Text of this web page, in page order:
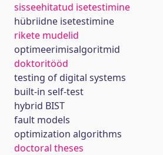
sisseehitatud isetestimine
hübriidne isetestimine
rikete mudelid
optimeerimisalgoritmid
doktoritööd
testing of digital systems
built-in self-test
hybrid BIST
fault models
optimization algorithms
doctoral theses